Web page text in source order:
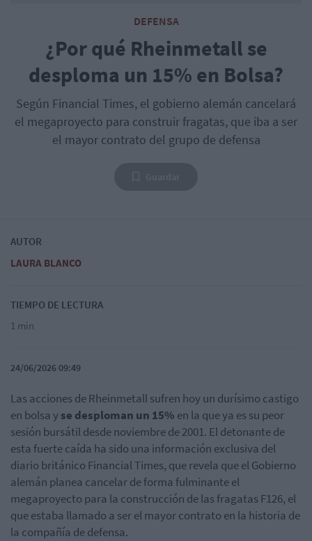
DEFENSA
¿Por qué Rheinmetall se
desploma un 15% en Bolsa?
Según Financial Times, el gobierno alemán cancelará
el megaproyecto para construir fragatas, que iba a ser
el mayor contrato del grupo de defensa
AUTOR
LAURA BLANCO
TIEMPO DE LECTURA
1 min
24/06/2026 09:49
Las acciones de Rheinmetall sufren hoy un durísimo castigo
en bolsa yse desploman un 15% en la que ya es su peor
sesión bursátil desde noviembre de 2001. El detonante de
esta fuerte caída ha sido una información exclusiva del
diario británico Financial Times, que revela que el Gobierno
alemán planea cancelar de forma fulminante el
megaproyecto para la construcción de las fragatas F126, el
que estaba llamado a ser el mayor contrato en la historia de
la compañía de defensa.